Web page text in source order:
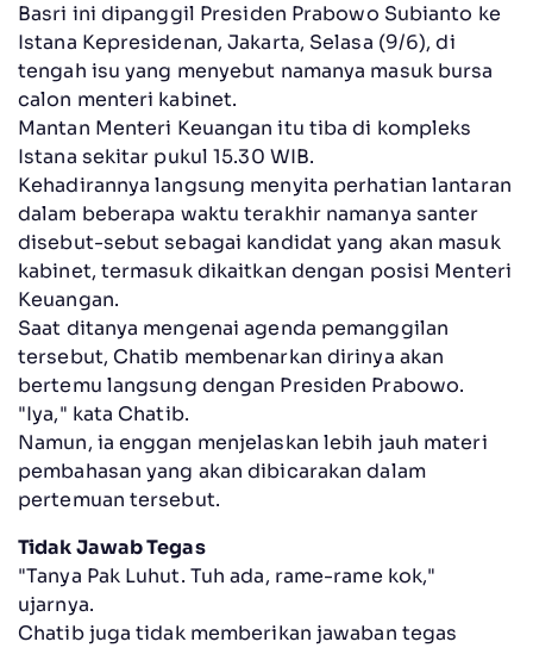
Basri ini dipanggil Presiden Prabowo Subianto ke
Istana Kepresidenan, Jakarta, Selasa (9/6), di
tengah isu yang menyebut namanya masuk bursa
calon menteri kabinet.
Mantan Menteri Keuangan itu tiba di kompleks
Istana sekitar pukul 15.30 WIB.
Kehadirannya langsung menyita perhatian lantaran
dalam beberapa waktu terakhir namanya santer
disebut-sebut sebagai kandidat yang akan masuk
kabinet, termasuk dikaitkan dengan posisi Menteri
Keuangan.
Saat ditanya mengenai agenda pemanggilan
tersebut, Chatib membenarkan dirinya akan
bertemu langsung dengan Presiden Prabowo.
"Iya," kata Chatib.
Namun, ia enggan menjelaskan lebih jauh materi
pembahasan yang akan dibicarakan dalam
pertemuan tersebut.
Tidak Jawab Tegas
"Tanya Pak Luhut. Tuh ada, rame-rame kok,"
ujarnya.
Chatib juga tidak memberikan jawaban tegas